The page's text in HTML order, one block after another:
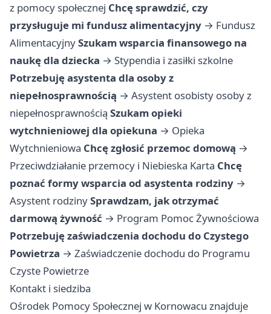
z pomocy społecznej Chcę sprawdzić, czy
przysługuje mi fundusz alimentacyjny → Fundusz
AlimentacyjnySzukam wsparcia finansowego na
naukę dla dziecka → Stypendia i zasiłki szkolne
Potrzebuję asystenta dla osoby z
niepełnosprawnością → Asystent osobisty osoby z
niepełnosprawnością Szukam opieki
wytchnieniowej dla opiekuna → Opieka
Wytchnieniowa Chcę zgłosić przemoc domową →
Przeciwdziałanie przemocy i Niebieska Karta Chcę
poznać formy wsparcia od asystenta rodziny →
Asystent rodzinySprawdzam, jak otrzymać
darmową żywność → Program Pomoc Żywnościowa
Potrzebuję zaświadczenia dochodu do Czystego
Powietrza → Zaświadczenie dochodu do Programu
Czyste Powietrze
Kontakt i siedziba
Ośrodek Pomocy Społecznej w Kornowacu znajduje